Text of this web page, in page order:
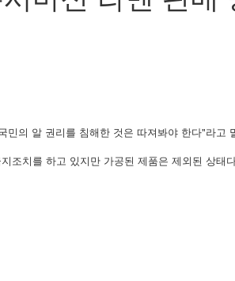
의 알 권리를 침해한 것은 따져봐야 한다"라고
치를 하고 있지만 가공된 제품은 제외된 상태